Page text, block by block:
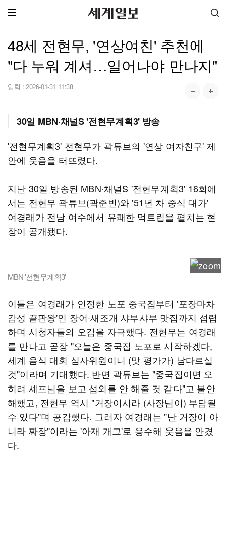
48세 전현무, '연상여친' 추천에
"다 누워 계셔…일어나야 만나지"
입력 : 2026-01-31 11:38
30일 MBN·채널S '전현무계획3' 방송
'전현무계획3' 전현무가 곽튜브의 '연상 여자친구' 제
안에 웃음을 터뜨렸다.
지난 30일 방송된 MBN·채널S '전현무계획3' 16회에
서는 전현무 곽튜브(곽준빈)와 '51년 차 중식 대가'
여경래가 전남 여수에서 유쾌한 먹트립을 펼치는 현
장이 공개됐다.
MBN '전현무계획3'
이들은 여경래가 인정한 노포 중국집부터 '포장마차
감성 끝판왕'인 장어·새조개 샤부샤부 맛집까지 섭렵
하며 시청자들의 오감을 자극했다. 전현무는 여경래
를 만나고 곧장 "오늘은 중국집 노포로 시작하겠다,
세계 음식 대회 심사위원이니 (맛 평가가) 남다르실
것"이라며 기대했다. 반면 곽튜브는 "중국집이면 오
히려 셰프님을 보고 섭외를 안 해줄 것 같다"고 불안
해했고, 전현무 역시 "거장이시라 (사장님이) 부담될
수 있다"며 공감했다. 그러자 여경래는 "난 거장이 아
니라 짜장"이라는 '아재 개그'로 응수해 웃음을 안겼
다.